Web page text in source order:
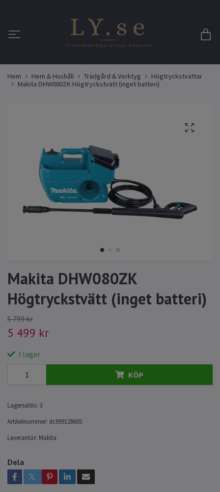
Hem Hem & Hushåll Trädgård & Verktyg
Högtryckstvättar
Makita DHW080ZK Högtryckstvätt (inget batteri)
Makita DHW080ZK
Högtryckstvätt (inget batteri)
5 799 kr
5 499 kr
I lager
KÖP
Lagersaldo: 3
Artikelnummer: dc999128605
Leverantör: Makita
Dela